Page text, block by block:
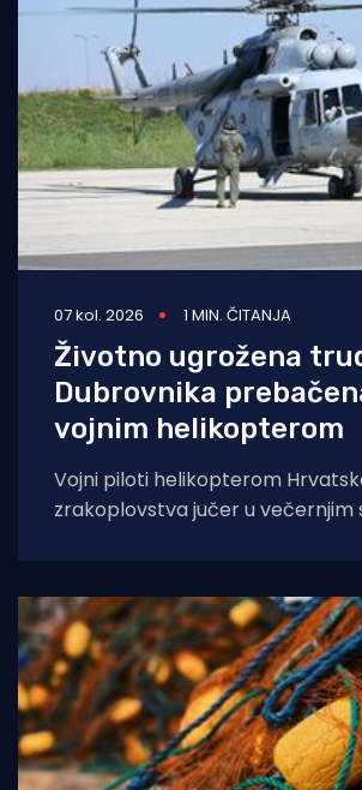
07 kol. 2026 1 MIN. ČITANJA
Životno ugrožena
Dubrovnika
vojnim helikopterom
Vojni piloti helikopterom
zrakoplovstva jučer u večernjim